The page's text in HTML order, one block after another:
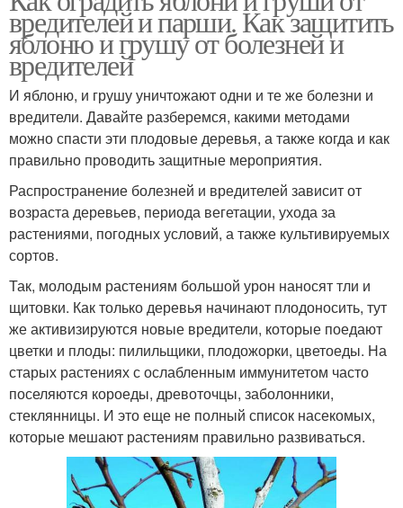
вредителей и парши. Как защитить
яблоню и грушу от болезней и
вредителей
И яблоню, и грушу уничтожают одни и те же болезни и
вредители. Давайте разберемся, какими методами
можно спасти эти плодовые деревья, а также когда и как
правильно проводить защитные мероприятия.
Распространение болезней и вредителей зависит от
возраста деревьев, периода вегетации, ухода за
растениями, погодных условий, а также культивируемых
сортов.
Так, молодым растениям большой урон наносят тли и
щитовки. Как только деревья начинают плодоносить, тут
же активизируются новые вредители, которые поедают
цветки и плоды: пилильщики, плодожорки, цветоеды. На
старых растениях с ослабленным иммунитетом часто
поселяются короеды, древоточцы, заболонники,
стеклянницы. И это еще не полный список насекомых,
которые мешают растениям правильно развиваться.